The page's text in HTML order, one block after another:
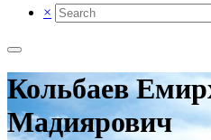
×
Кольбаев
Мадиярович